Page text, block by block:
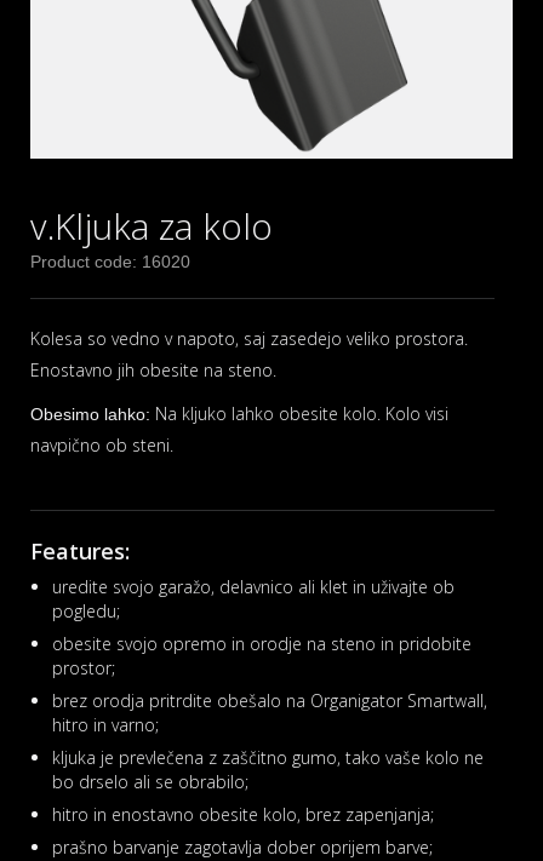
v.Kljuka za kolo
Product code: 16020
Kolesa so vedno v napoto, saj zasedejo veliko prostora.
Enostavno jih obesite na steno.
Obesimo lahko: Na kljuko lahko obesite kolo. Kolo visi
navpično ob steni.
Features:
uredite svojo garažo, delavnico ali klet in uživajte ob
pogledu;
obesite svojo opremo in orodje na steno in pridobite
prostor;
brez orodja pritrdite obešalo na Organigator Smartwall,
hitro in varno;
kljuka je prevlečena z zaščitno gumo, tako vaše kolo ne
bo drselo ali se obrabilo;
hitro in enostavno obesite kolo, brez zapenjanja;
prašno barvanje zagotavlja dober oprijem barve;